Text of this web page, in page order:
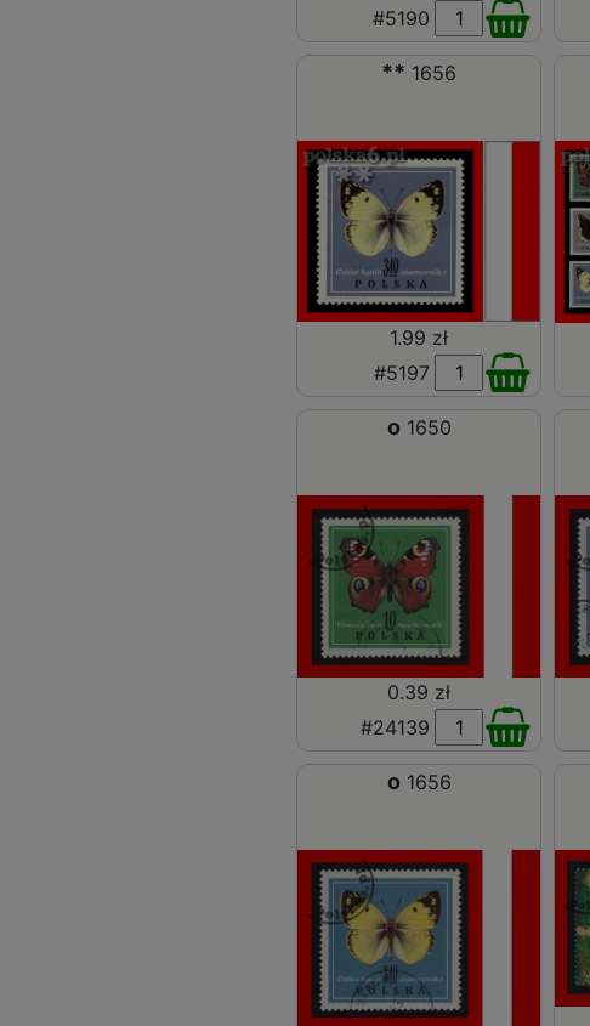
#5190
** 1656
1.99 zł
#5197
o1650
0.39 zł
#24139
o1656